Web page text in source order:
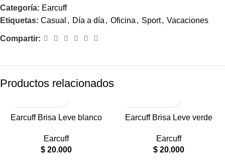
Categoría: Earcuff
Etiquetas: Casual , Día a día , Oficina , Sport, Vacaciones
Compartir:
Productos relacionados
RODIO
Earcuff Brisa Leve blanco
Earcuff
$ 20.000
RODIO
Earcuff Brisa Leve verde
Earcuff
$ 20.000